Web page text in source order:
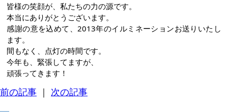
皆様の笑顔が、私たちの力の源です。
本当にありがとうございます。
感謝の意を込めて、2013年のイルミネーションお送りいたし
ます。
間もなく、点灯の時間です。
今年も、緊張してますが、
頑張ってきます！
前の記事 ｜ 次の記事